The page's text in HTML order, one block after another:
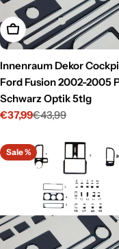
In den Warenkorb legen
Innenraum Dekor
Ford Fusion 2002-2005
Schwarz Optik 5tlg
Verkaufspreis
€37,99
Regulärer€43,99
Sale %